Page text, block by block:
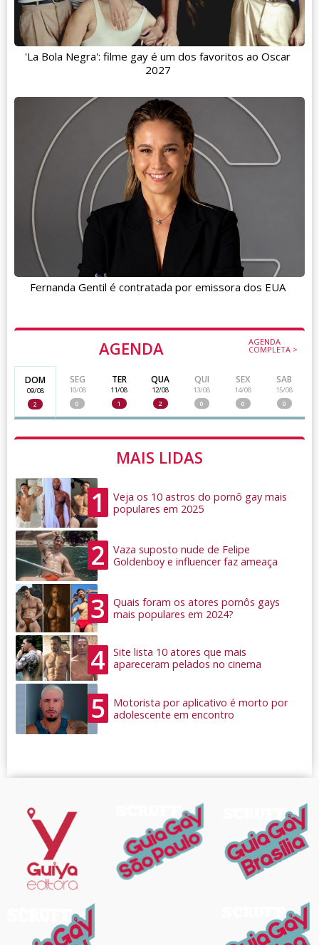
AGENDA AGENDA
COMPLETA >
DOM
09/08
2
SEG
10/08
0
TER
11/08
1
QUA
12/08
2
QUI
13/08
0
SEX
14/08
0
SAB
15/08
0
MAIS LIDAS
1
Veja os 10 astros do pornô gay mais
populares em 2025
2
Vaza suposto nude de Felipe
Goldenboy e influencer faz ameaça
3
Quais foram os atores pornôs gays
mais populares em 2024?
4
Site lista 10 atores que mais
apareceram pelados no cinema
5
Motorista por aplicativo é morto por
adolescente em encontro
'La Bola Negra': filme gay é um dos favoritos ao Oscar
2027
Fernanda Gentil é contratada por emissora dos EUA